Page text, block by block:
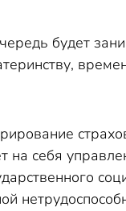
будет
себя